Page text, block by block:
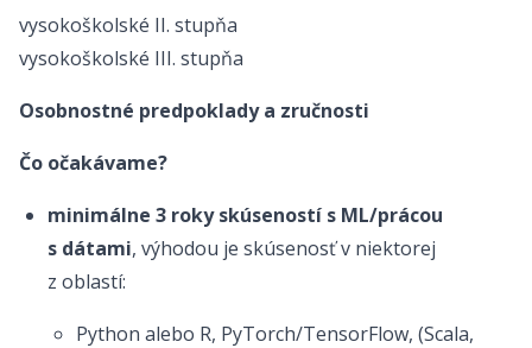
vysokoškolské II. stupňa
vysokoškolské III. stupňa
Osobnostné predpoklady a zručnosti
Čo očakávame?
minimálne 3 roky skúseností s ML/prácou
s dátami, výhodou je skúsenosť v niektorej
z oblastí:
Python alebo R, PyTorch/TensorFlow, (Scala,